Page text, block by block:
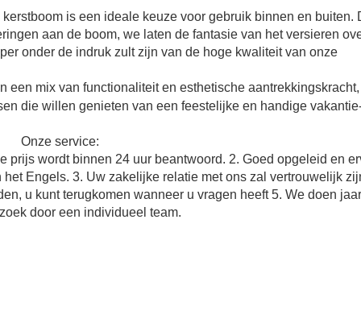
is een ideale keuze voor gebruik binnen en buiten.
aan de boom, we laten de fantasie van het versieren
onder de indruk zult zijn van de hoge kwaliteit van onze
een mix van functionaliteit en esthetische aantrekkingskracht,
die willen genieten van een feestelijke en handige
Onze service:
prijs wordt binnen 24 uur beantwoord. 2. Goed opgeleid en
Engels. 3. Uw zakelijke relatie met ons zal vertrouwelijk
u kunt terugkomen wanneer u vragen heeft 5. We doen
door een individueel team.